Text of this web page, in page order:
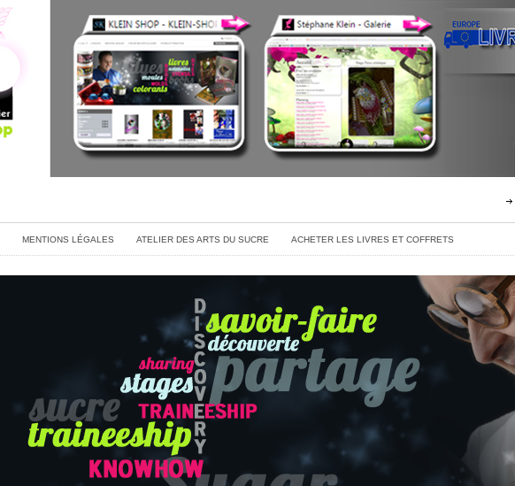
MENTIONS LÉGALES ATELIER DES ARTS DU SUCRE ACHETER LES LIVRES ET COFFRETS